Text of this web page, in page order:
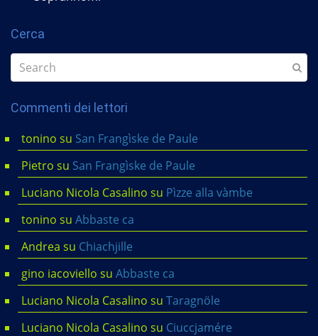
Cerca
Commenti dei lettori
tonino su San Frangìske de Paule
Pietro su San Frangìske de Paule
Luciano Nicola Casalino su Pìzze alla vàmbe
tonino su Abbaste ca
Andrea su Chiachjille
gino iacoviello su Abbaste ca
Luciano Nicola Casalino su Taragnöle
Luciano Nicola Casalino su Ciuccjamére